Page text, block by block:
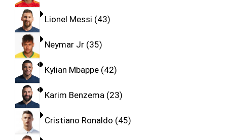
Lionel Messi 43
Neymar Jr 35
Kylian Mbappe 42
Karim Benzema 23
Cristiano Ronaldo 45